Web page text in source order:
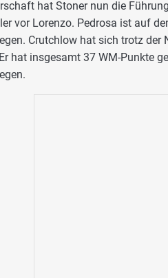
hat Stoner nun die
vor Lorenzo. Pedrosa ist auf
Crutchlow hat sich trotz der
hat insgesamt 37 WM-Punkte